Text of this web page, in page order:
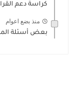
كراسة دعم
منذ بضع اعوام
بعض أسئلة